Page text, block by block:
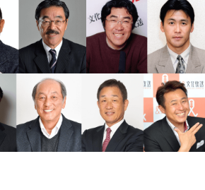
スチャーの頂点に立つDos Monos。1
ルバム『イエロー・マジック・オーケス
る「コンピューターゲーム“サーカスの
グした1stアルバム収録のインスト曲
まり、昨年リリースしたアルバム
曲、またこれまでリリースされてきた
。ハードコア、ヒップホップ、ロック
の高いド直球なライヴを観せてくれ
Monos。
一原子力発電所事故の記憶を風化させ
と考え、この番組を送る。
震災14年／文化放送報道特別番組「帰
い町・帰ってきた町」』
月11日（火）午後8時00分～9時00分
福島
ライオンズナイター』、力強いレジェ
に加入＞
、44年目のシーズンを迎える『文化放
』では、今シーズンも
「吼えろ！ライ
送ライオンズナイター」を合言葉に、
西武ライオンズを中心に、強豪ひしめ
いを届ける。
ュラー放送をスタートする今シーズン